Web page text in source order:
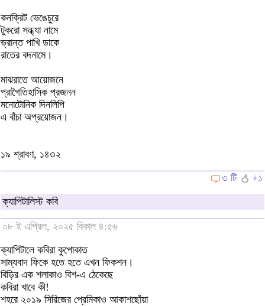
কনক্রিট ভেঙেচুরে
টুকরো সন্ধ্যা নামে
ভ্রান্ত পাখি ডাকে
রাতের বদনামে।
মাঝরাতে আয়োজনে
প্রাগৈতিহাসিক প্রজনন
মনোটোনিক দিনলিপি
এ বাঁচা অপ্রয়োজন।
১৯ শ্রাবণ, ১৪৩২
৩ টি
+১
ক্যাপিটালিস্ট কবি
০৮ ই এপ্রিল, ২০২৫ বিকাল ৪:৫৬
ক্যাপিটালে কবিরা কুপোকাত
সাম্যবাদ ফিকে হতে হতে এখন ফিকশন।
বিড়ির এক শলাকাও বিশ-এ ঠেকেছে
কবিরা খাবে কী!
শহরে ২০১৯ সিরিজের প্রেমিকাও আকাশছোঁয়া